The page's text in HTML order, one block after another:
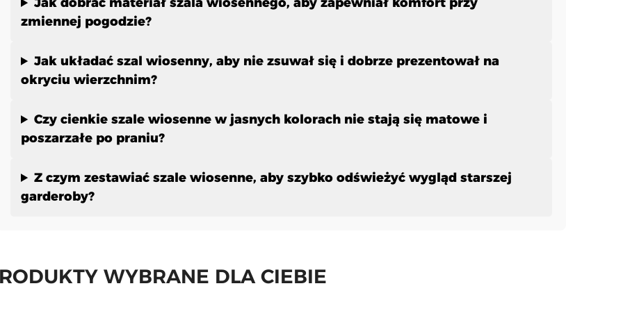
zmiennej pogodzie?
Jak układać szal wiosenny, aby nie zsuwał się i dobrze prezentował na
okryciu wierzchnim?
Czy cienkie szale wiosenne w jasnych kolorach nie stają się matowe i
poszarzałe po praniu?
Z czym zestawiać szale wiosenne, aby szybko odświeżyć wygląd starszej
garderoby?
WYBRANE DLA CIEBIE